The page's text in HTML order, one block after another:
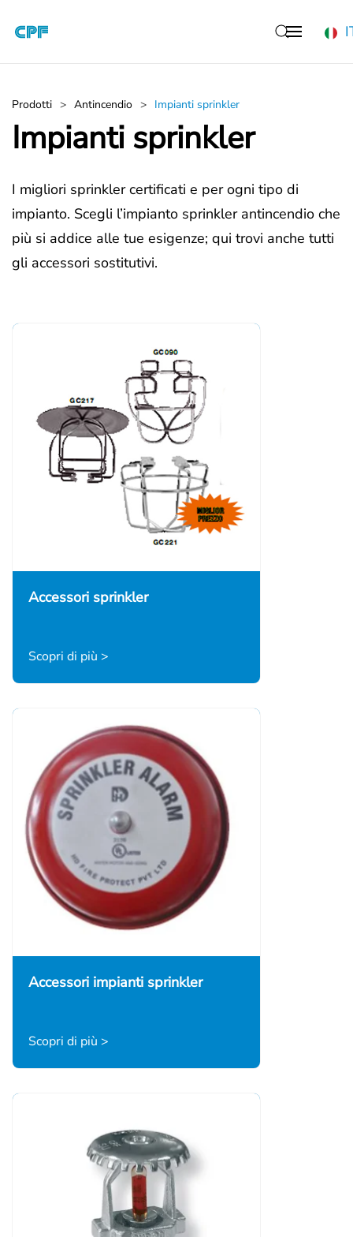
Prodotti Antincendio Impianti sprinkler
Impianti sprinkler
I migliori sprinkler certificati e per ogni tipo di
impianto. Scegli l’impianto sprinkler antincendio che
più si addice alle tue esigenze; qui trovi anche tutti
gli accessori sostitutivi.
Accessori sprinkler
Scopri di più >
Accessori impianti sprinkler
Scopri di più >